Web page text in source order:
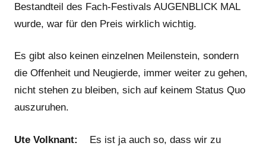
Bestandteil des Fach-Festivals AUGENBLICK MAL
wurde, war für den Preis wirklich wichtig.
Es gibt also keinen einzelnen Meilenstein, sondern
die Offenheit und Neugierde, immer weiter zu gehen,
nicht stehen zu bleiben, sich auf keinem Status Quo
auszuruhen.
Ute Volknant:
Es ist ja auch so, dass wir zu